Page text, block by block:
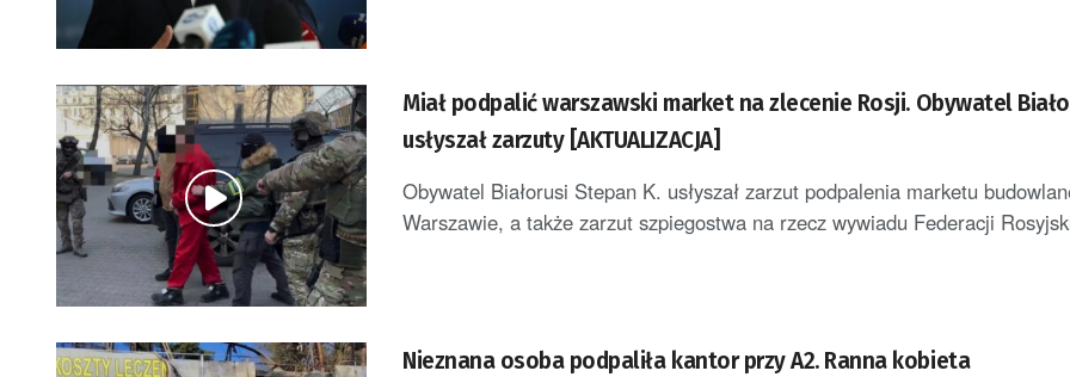
Miał podpalić warszawski market na zlecenie Rosji. Obywatel
usłyszał zarzuty [AKTUALIZACJA]
Obywatel Białorusi Stepan K. usłyszał zarzut podpalenia marketu
Warszawie, a także zarzut szpiegostwa na rzecz wywiadu Federacji
Nieznana osoba podpaliła kantor przy A2. Ranna kobieta